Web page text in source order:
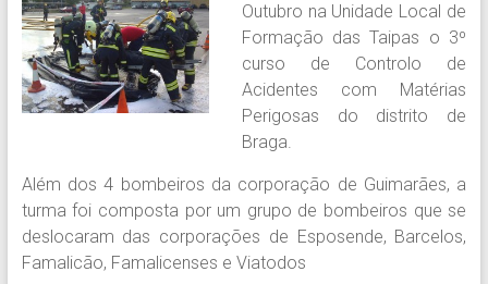
Outubro na Unidade Local de
Formação das Taipas o 3º
curso de Controlo de
Acidentes com Matérias
Perigosas do distrito de
Braga.
Além dos 4 bombeiros da corporação de Guimarães, a
turma foi composta por um grupo de bombeiros que se
deslocaram das corporações de Esposende, Barcelos,
Famalicão, Famalicenses e Viatodos